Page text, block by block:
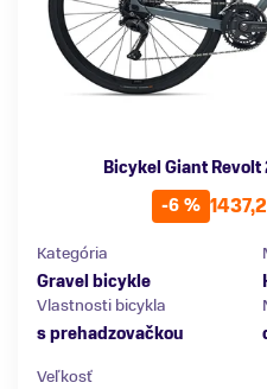
Bicykel Giant
-6 %
Kategória
Gravel bicykle
Vlastnosti bicykla
s prehadzovačkou
Veľkosť